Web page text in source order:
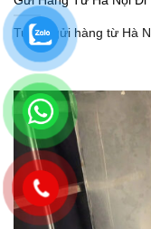
Tuyến gửi hàng từ Hà